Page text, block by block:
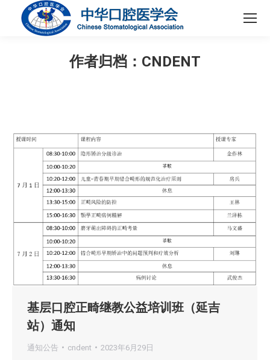
作者归档： CNDENT
基层口腔正畸继教公益培训班（延吉
站）通知
通知公告 cndent 2023年6月29日